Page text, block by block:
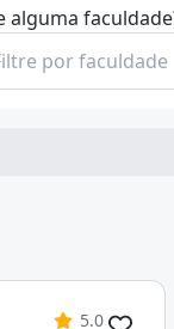
alguma
5.0